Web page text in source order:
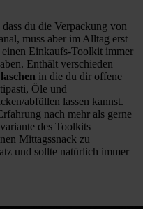
du die Verpackung von
muss aber im Alltag erst
Einkaufs-Toolkit immer
Enthält verschieden
in die du dir offene
Öle und
abfüllen lassen kannst.
nach mehr als gerne
des Toolkits
Mittagssnack zu
und sollte natürlich immer